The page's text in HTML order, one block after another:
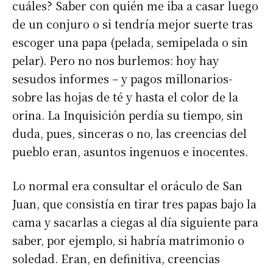
cuáles? Saber con quién me iba a casar luego
de un conjuro o si tendría mejor suerte tras
escoger una papa (pelada, semipelada o sin
pelar). Pero no nos burlemos: hoy hay
sesudos informes – y pagos millonarios-
sobre las hojas de té y hasta el color de la
orina. La Inquisición perdía su tiempo, sin
duda, pues, sinceras o no, las creencias del
pueblo eran, asuntos ingenuos e inocentes.
Lo normal era consultar el oráculo de San
Juan, que consistía en tirar tres papas bajo la
cama y sacarlas a ciegas al día siguiente para
saber, por ejemplo, si habría matrimonio o
soledad. Eran, en definitiva, creencias